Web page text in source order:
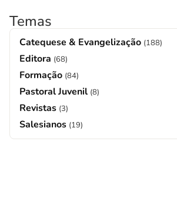
Temas
Catequese & Evangelização (188)
Editora (68)
Formação (84)
Pastoral Juvenil (8)
Revistas (3)
Salesianos (19)